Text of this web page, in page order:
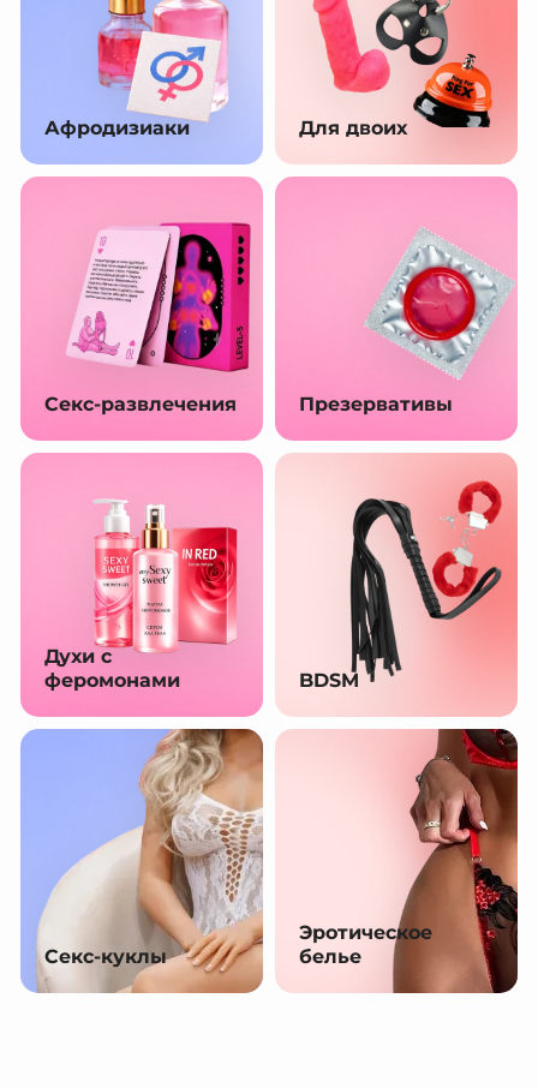
Афродизиаки Для двоих
Секс-развлечения Презервативы
Духи с
феромонами
BDSM
Секс-куклы
Эротическое
белье